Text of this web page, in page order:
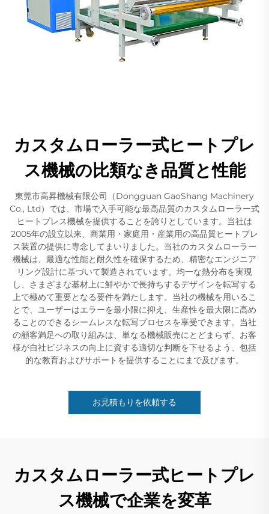
カスタムローラー式ヒートプレ
ス機械の比類なき品質と性能
東莞市高昇機械有限公司（Dongguan GaoShang Machinery
Co., Ltd）では、市場で入手可能な最高品質のカスタムローラー式
ヒートプレス機械を提供することを誇りとしています。当社は
2005年の設立以来、商業用・家庭用・産業用の高品質ヒートプレ
ス装置の提供に専念してまいりました。当社のカスタムローラー
機械は、最適な性能と耐久性を確保するため、精密なエンジニア
リング設計に基づいて製造されています。均一な熱分布を実現
し、さまざまな基材上に鮮やかで長持ちするデザインを転写する
上で極めて重要となる要件を満たします。当社の機械を用いるこ
とで、ユーザーはエラーを最小限に抑え、生産性を最大限に高め
ることのできるシームレスな転写プロセスを享受できます。当社
の顧客満足への取り組みは、単なる機械販売にとどまらず、お客
様が自社ビジネスの向上に資する適切な判断を下せるよう、包括
的な教育およびサポートを提供することにまで及びます。
お見積もりを依頼する
カスタムローラー式ヒートプレ
ス機械で企業を変革